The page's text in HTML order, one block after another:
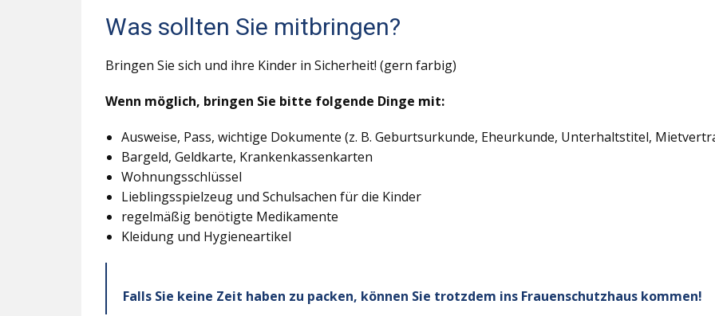
Was sollten Sie mitbringen?
Bringen Sie sich und ihre Kinder in Sicherheit! (gern farbig)
Wenn möglich, bringen Sie bitte folgende Dinge mit:
Ausweise, Pass, wichtige Dokumente (z. B. Geburtsurkunde, Eheurkunde, Unterhaltstitel,
Bargeld, Geldkarte, Krankenkassenkarten
Wohnungsschlüssel
Lieblingsspielzeug und Schulsachen für die Kinder
regelmäßig benötigte Medikamente
Kleidung und Hygieneartikel
Falls Sie keine Zeit haben zu packen, können Sie trotzdem ins Frauenschutzhaus kommen!